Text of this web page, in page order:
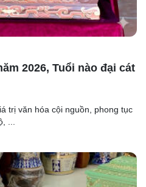
2026, Tuổi nào đại cát
trị văn hóa cội nguồn, phong tục
...